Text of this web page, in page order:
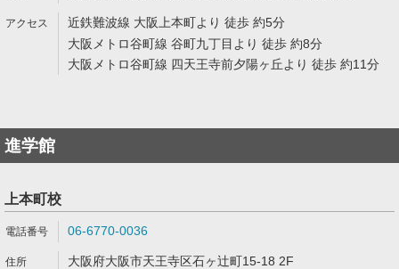
近鉄難波線 大阪上本町より 徒歩 約5分
大阪メトロ谷町線 谷町九丁目より 徒歩 約8分
大阪メトロ谷町線 四天王寺前夕陽ヶ丘より 徒歩 約11分
進学館
上本町校
06-6770-0036
大阪府大阪市天王寺区石ヶ辻町15-18 2F